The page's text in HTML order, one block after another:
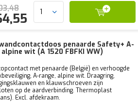
wandcontactdoos penaarde Safety+ A-
wit (A 1520 FBFKI WW)
met penaarde (België) en verhoogde
A-range, alpine wit. Draagring,
en klauwschroeven zijn
op de aardverbinding. Thermoplast
Excl. afdekraam.